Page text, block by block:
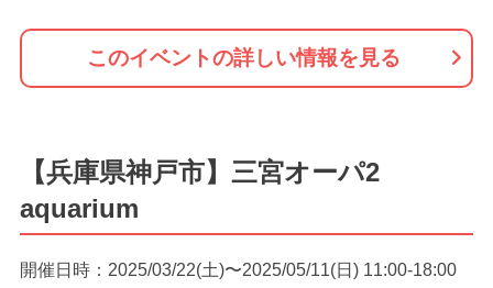
このイベントの詳しい情報を見る
【兵庫県神戸市】三宮オーパ2
aquarium
開催日時：2025/03/22(土)〜2025/05/11(日) 11:00-18:00